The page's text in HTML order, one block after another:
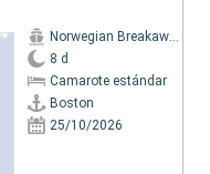
Norwegian Breakaway
8 d
Camarote estándar
Boston
25/10/2026